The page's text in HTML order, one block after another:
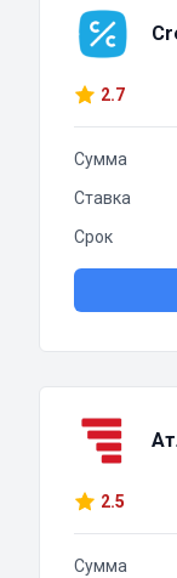
2.7
Сумма
Ставка
Срок
2.5
Сумма